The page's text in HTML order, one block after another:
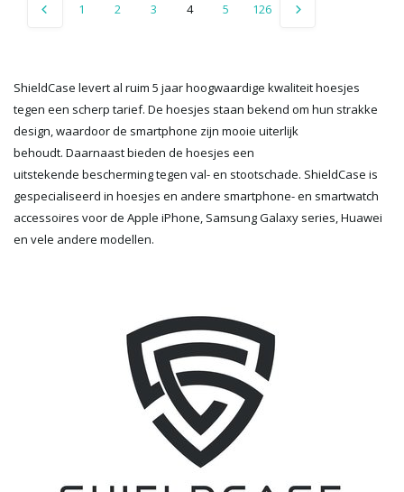
1 2 3 4 5 126
ShieldCase levert al ruim 5 jaar hoogwaardige kwaliteit hoesjes
tegen een scherp tarief. De hoesjes staan bekend om hun strakke
design, waardoor de smartphone zijn mooie uiterlijk
behoudt. Daarnaast bieden de hoesjes een
uitstekende bescherming tegen val- en stootschade. ShieldCase is
gespecialiseerd in hoesjes en andere smartphone- en smartwatch
accessoires voor de Apple iPhone, Samsung Galaxy series, Huawei
en vele andere modellen.